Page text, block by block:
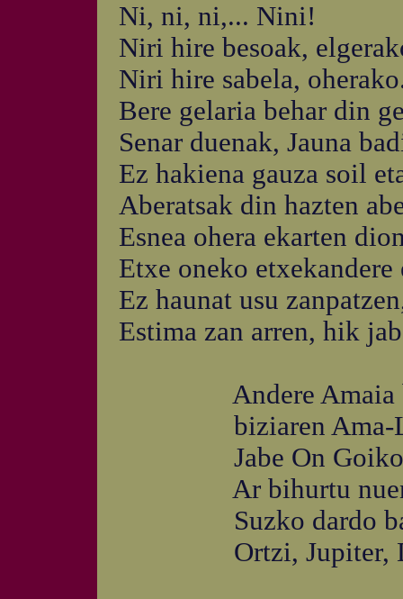
Ni, ni, ni,... Nini!
Niri hire besoak,
Niri hire sabela,
Bere gelaria behar din
Senar duenak, Jauna
Ez hakiena gauza soil
Aberatsak din hazten
Esnea ohera ekarten
Etxe oneko
Ez haunat usu
Estima zan arren, hik
Andere Amaia
biziaren Ama-
Jabe On Goiko
Ar bihurtu
Suzko dardo
Ortzi, Jupiter,